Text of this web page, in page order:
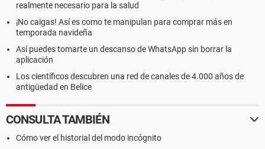
realmente necesario para la salud
¡No caigas! Así es como te manipulan para comprar más en
temporada navideña
Así puedes tomarte un descanso de WhatsApp sin borrar la
aplicación
Los científicos descubren una red de canales de 4.000 años de
antigüedad en Belice
CONSULTA TAMBIÉN
Cómo ver el historial del modo incógnito